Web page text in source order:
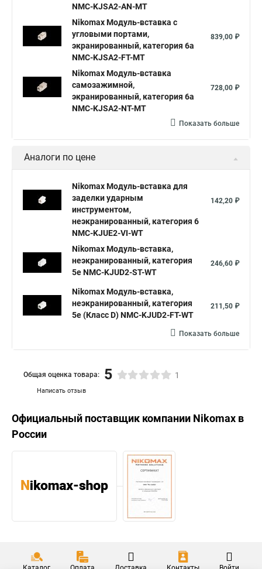
NMC-KJSA2-AN-MT
Nikomax Модуль-вставка с
угловыми портами,
экранированный, категория 6a
NMC-KJSA2-FT-MT
839,00 ₽
Nikomax Модуль-вставка
самозажимной,
экранированный, категория 6a
NMC-KJSA2-NT-MT
728,00 ₽
Показать больше
Аналоги по цене
Nikomax Модуль-вставка для
заделки ударным
инструментом,
неэкранированный, категория 6
NMC-KJUE2-VI-WT
142,20 ₽
Nikomax Модуль-вставка,
неэкранированный, категория
5e NMC-KJUD2-ST-WT
246,60 ₽
Nikomax Модуль-вставка,
неэкранированный, категория
5e (Класс D) NMC-KJUD2-FT-WT
211,50 ₽
Показать больше
Написать отзыв
Общая оценка товара: 5 1
Официальный поставщик компании Nikomax в
России